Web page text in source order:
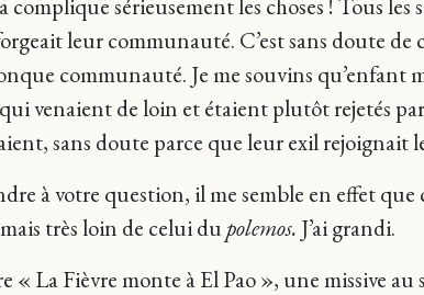
complique sérieusement les choses ! Tous les
leur communauté. C’est sans doute
communauté. Je me souvins qu’enfant
venaient de loin et étaient plutôt rejetés
sans doute parce que leur exil rejoignait
à votre question, il me semble en effet
très loin de celui dupolemos. J’ai grandi.
« La Fièvre monte à El Pao », une missive